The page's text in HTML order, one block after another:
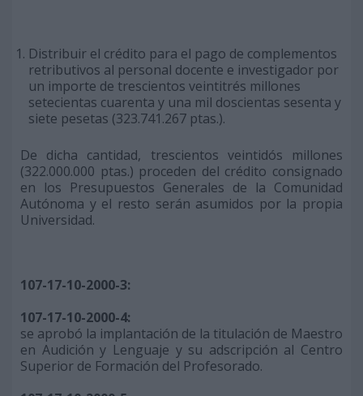
Distribuir el crédito para el pago de complementos
retributivos al personal docente e investigador por
un importe de trescientos veintitrés millones
setecientas cuarenta y una mil doscientas sesenta y
siete pesetas (323.741.267 ptas.).
De dicha cantidad, trescientos veintidós millones
(322.000.000 ptas.) proceden del crédito consignado
en los Presupuestos Generales de la Comunidad
Autónoma y el resto serán asumidos por la propia
Universidad.
107-17-10-2000-3:
107-17-10-2000-4:
se aprobó la implantación de la titulación de Maestro
en Audición y Lenguaje y su adscripción al Centro
Superior de Formación del Profesorado.